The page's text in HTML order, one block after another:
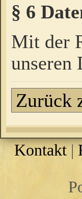
§ 6
Mit der
unseren
Zurück
Kontakt|